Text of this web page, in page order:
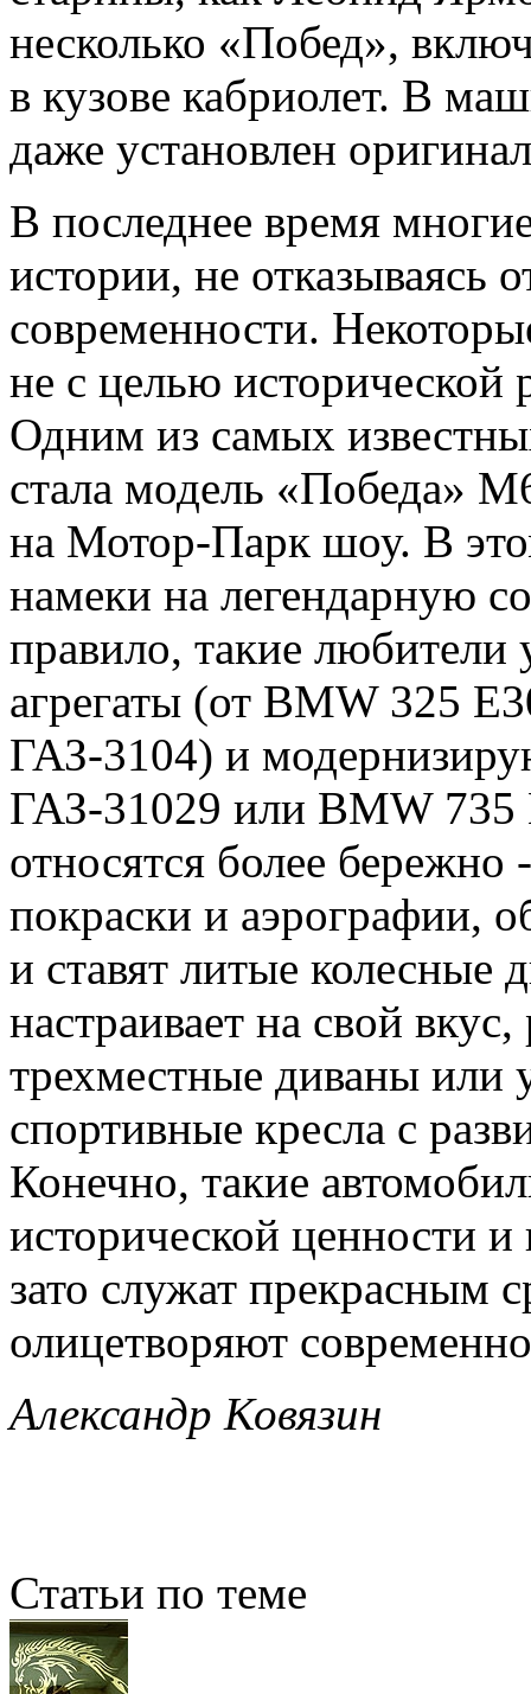
несколько «Побед»,
в кузове кабриолет. В
даже установлен
В последнее время
истории, не отказываясь
современности.
не с целью исторической
Одним из самых
стала модель «Победа»
на Мотор-Парк шоу. В
намеки на легендарную
правило, такие любители
агрегаты (от BMW 325
ГАЗ-3104) и
ГАЗ-31029 или BMW 735
относятся более
покраски и аэрографии,
и ставят литые колесные
настраивает на свой
трехместные диваны или
спортивные кресла с
Конечно, такие
исторической ценности
зато служат прекрасным
олицетворяют
Александр Ковязин
Статьи по теме